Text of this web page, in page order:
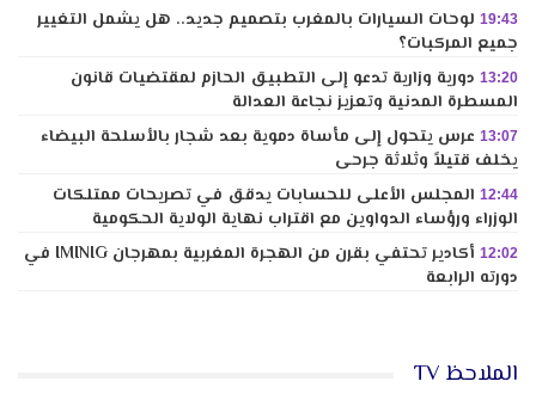
19:43 لوحات السيارات بالمغرب بتصميم جديد.. هل يشمل التغيير
جميع المركبات؟
13:20 دورية وزارية تدعو إلى التطبيق الحازم لمقتضيات قانون
المسطرة المدنية وتعزيز نجاعة العدالة
13:07 عرس يتحول إلى مأساة دموية بعد شجار بالأسلحة البيضاء
يخلف قتيلاً وثلاثة جرحى
12:44 المجلس الأعلى للحسابات يدقق في تصريحات ممتلكات
الوزراء ورؤساء الدواوين مع اقتراب نهاية الولاية الحكومية
12:02
أكادير تحتفي بقرن من الهجرة المغربية بمهرجان IMINIG في
دورته الرابعة
الملاحظ TV